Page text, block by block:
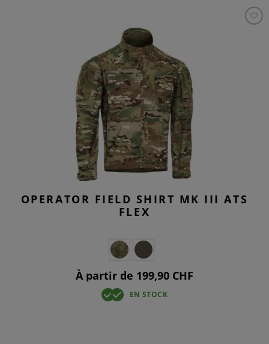
OPERATOR FIELD SHIRT MK III ATS
FLEX
À partir de 199,90 CHF
EN STOCK